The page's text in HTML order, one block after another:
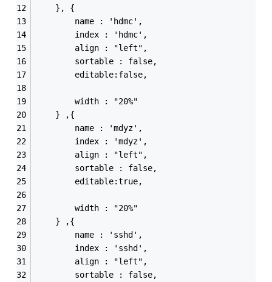
	}, {
		name : 'hdmc',
		index : 'hdmc',
		align : "left",
		sortable : false,
		editable:false,
		width : "20%"
	} ,{
		name : 'mdyz',
		index : 'mdyz',
		align : "left",
		sortable : false,
		editable:true,
		width : "20%"
	} ,{
		name : 'sshd',
		index : 'sshd',
		align : "left",
		sortable : false,